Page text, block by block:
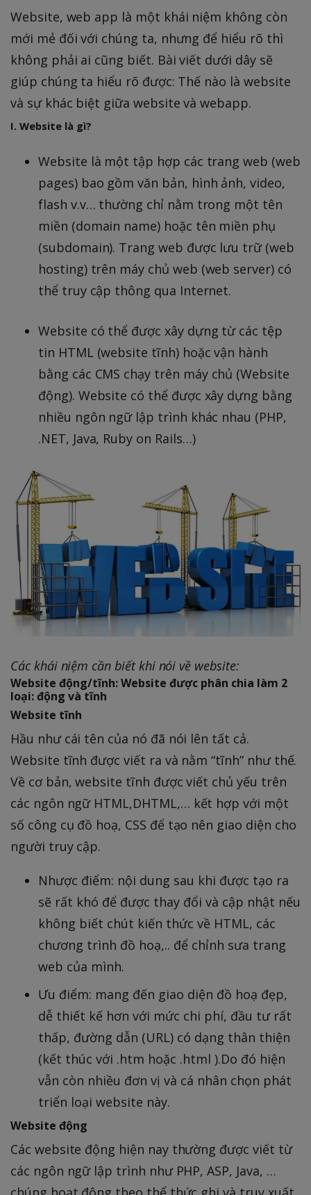
Website, web app là một khái niệm không còn
mới mẻ đối với chúng ta, nhưng để hiểu rõ thì
không phải ai cũng biết. Bài viết dưới dây sẽ
giúp chúng ta hiểu rõ được: Thế nào là website
và sự khác biệt giữa website và webapp.
I. Website là gì?
Website là một tập hợp các trang web (web
pages) bao gồm văn bản, hình ảnh, video,
flash v.v… thường chỉ nằm trong một tên
miền (domain name) hoặc tên miền phụ
(subdomain). Trang web được lưu trữ (web
hosting) trên máy chủ web (web server) có
thể truy cập thông qua Internet.
Website có thể được xây dựng từ các tệp
tin HTML (website tĩnh) hoặc vận hành
bằng các CMS chạy trên máy chủ (Website
động). Website có thể được xây dựng bằng
nhiều ngôn ngữ lập trình khác nhau (PHP,
.NET, Java, Ruby on Rails…)
Các khái niệm cần biết khi nói về website:
Website động/tĩnh:Website được phân chia làm 2
loại: động và tĩnh
Website tĩnh
Hầu như cái tên của nó đã nói lên tất cả.
Website tĩnh được viết ra và nằm “tĩnh” như thế.
Về cơ bản, website tĩnh được viết chủ yếu trên
các ngôn ngữ HTML,DHTML,… kết hợp với một
số công cụ đồ hoạ, CSS để tạo nên giao diện cho
người truy cập.
Nhược điểm: nội dung sau khi được tạo ra
sẽ rất khó để được thay đổi và cập nhật nếu
không biết chút kiến thức về HTML, các
chương trình đồ hoạ,.. để chỉnh sưa trang
web của mình.
Ưu điểm: mang đến giao diện đồ hoạ đẹp,
dễ thiết kế hơn với mức chi phí, đầu tư rất
thấp, đường dẫn (URL) có dạng thân thiện
(kết thúc với .htm hoặc .html ).Do đó hiện
vẫn còn nhiều đơn vị và cá nhân chọn phát
triển loại website này.
Website động
Các website động hiện nay thường được viết từ
các ngôn ngữ lập trình như PHP, ASP, Java, …